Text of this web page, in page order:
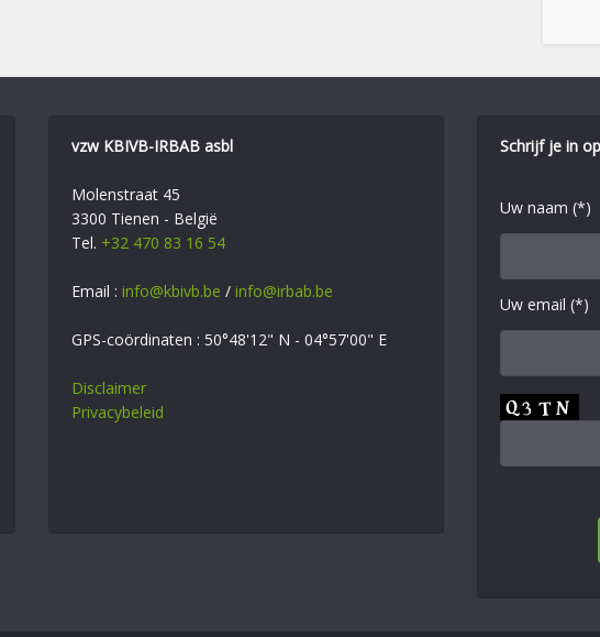
vzw KBIVB-IRBAB asbl
Molenstraat 45
3300 Tienen - België
Tel. +32 470 83 16 54
Email : info@kbivb.be / info@irbab.be
GPS-coördinaten : 50°48'12" N - 04°57'00" E
Disclaimer
Privacybeleid
Schrijf je in
Uw naam (*)
Uw email (*)